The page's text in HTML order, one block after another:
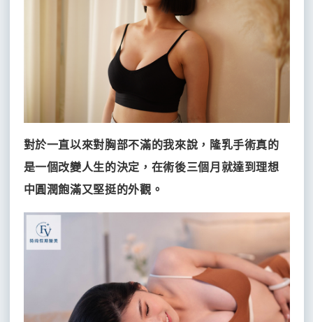
對於一直以來對胸部不滿的我來說，隆乳手術真的
是一個改變人生的決定，在術後三個月就達到理想
中圓潤飽滿又堅挺的外觀。